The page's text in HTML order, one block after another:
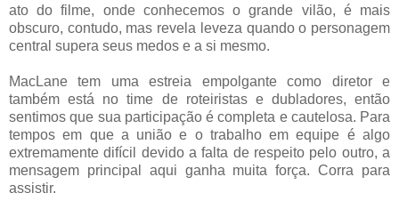
ato do filme, onde conhecemos o grande vilão, é mais
obscuro, contudo, mas revela leveza quando o personagem
central supera seus medos e a si mesmo.
MacLane tem uma estreia empolgante como diretor e
também está no time de roteiristas e dubladores, então
sentimos que sua participação é completa e cautelosa. Para
tempos em que a união e o trabalho em equipe é algo
extremamente difícil devido a falta de respeito pelo outro, a
mensagem principal aqui ganha muita força. Corra para
assistir.